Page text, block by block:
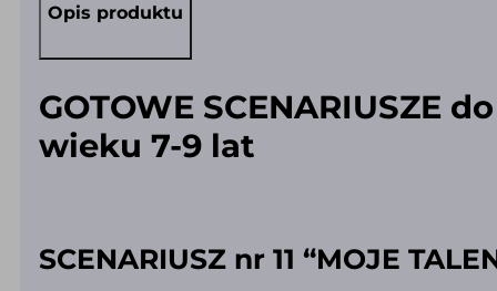
(Moje
Opis produktu
GOTOWE SCENARIUSZE
wieku 7-9 lat
SCENARIUSZ nr 11 “MOJE